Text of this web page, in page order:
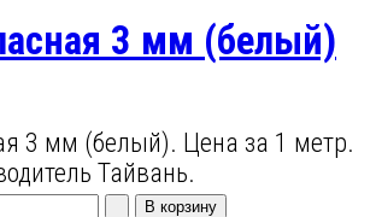
3 мм (белый)
3 мм (белый). Цена за 1 метр.
Тайвань.